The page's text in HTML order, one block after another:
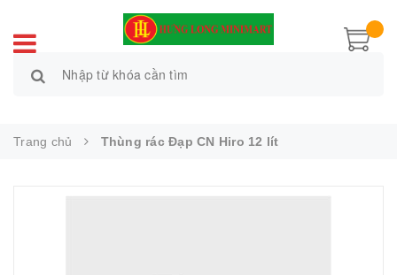
Trang chủ Thùng rác Đạp CN Hiro 12 lít